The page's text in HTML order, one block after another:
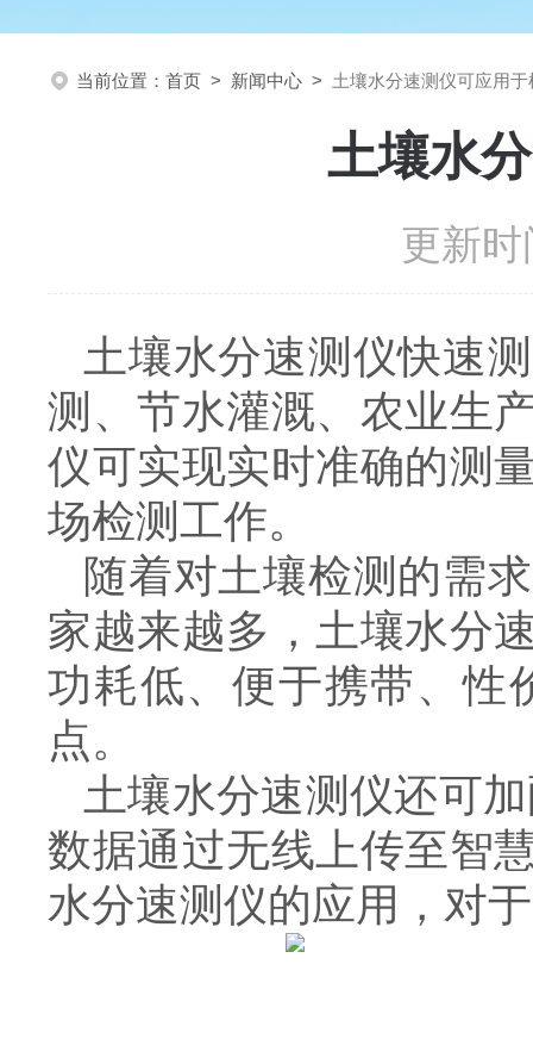
当前位置： 首页 > 新闻中心 > 土壤水分速测仪可应用
土壤水
更新
土壤水分速测仪快速
测、节水灌溉、农业生
仪可实现实时准确的测
场检测工作。
随着对土壤检测的需
家越来越多，土壤水分
功耗低、便于携带、性
点。
土壤水分速测仪还可
数据通过无线上传至智
水分速测仪的应用，对